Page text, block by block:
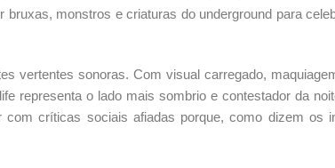
monstros e criaturas do underground para
vertentes sonoras. Com visual carregado,
representa o lado mais sombrio e contestador da
críticas sociais afiadas porque, como dizem os